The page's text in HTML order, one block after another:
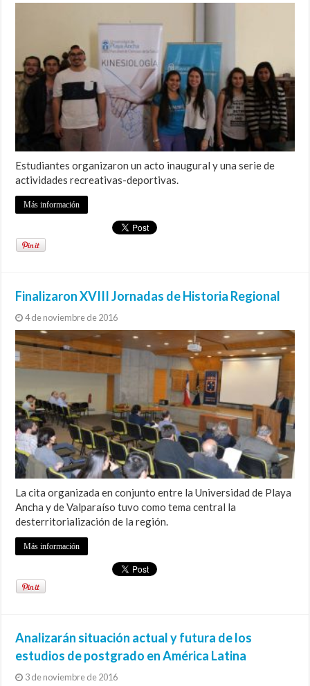
Estudiantes organizaron un acto inaugural y una serie de
actividades recreativas-deportivas.
Más información
Finalizaron XVIII Jornadas de Historia Regional
4 de noviembre de 2016
La cita organizada en conjunto entre la Universidad de Playa
Ancha y de Valparaíso tuvo como tema central la
desterritorialización de la región.
Más información
Analizarán situación actual y futura de los
estudios de postgrado en América Latina
3 de noviembre de 2016